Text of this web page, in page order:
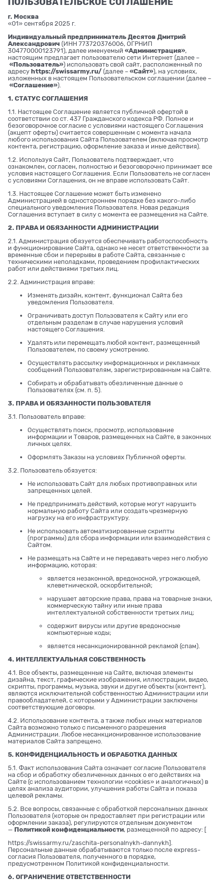
г. Москва
«01» сентября 2025 г.
Индивидуальный предприниматель Десятов Дмитрий
Александрович (ИНН 773720376006, ОГРНИП
304770000123791), далее именуемый «Администрация»,
настоящим предлагает пользователю сети Интернет (далее –
«Пользователь») использовать свой сайт, расположенный по
адресу https://swissarmy.ru/ (далее – «Сайт»), на условиях,
изложенных в настоящем Пользовательском соглашении (далее –
«Соглашение»).
1. СТАТУС СОГЛАШЕНИЯ
1.1. Настоящее Соглашение является публичной офертой в
соответствии со ст. 437 Гражданского кодекса РФ. Полное и
безоговорочное согласие с условиями настоящего Соглашения
(акцепт оферты) считается совершенным с момента начала
любого использования Сайта Пользователем (включая просмотр
контента, регистрацию, оформление заказа и иные действия).
1.2. Используя Сайт, Пользователь подтверждает, что
ознакомлен, согласен, полностью и безоговорочно принимает все
условия настоящего Соглашения. Если Пользователь не согласен
с условиями Соглашения, он не вправе использовать Сайт.
1.3. Настоящее Соглашение может быть изменено
Администрацией в одностороннем порядке без какого-либо
специального уведомления Пользователя. Новая редакция
Соглашения вступает в силу с момента ее размещения на Сайте.
2. ПРАВА И ОБЯЗАННОСТИ АДМИНИСТРАЦИИ
2.1. Администрация обязуется обеспечивать работоспособность
и функционирование Сайта, однако не несет ответственности за
временные сбои и перерывы в работе Сайта, связанные с
техническими неполадками, проведением профилактических
работ или действиями третьих лиц.
2.2. Администрация вправе:
Изменять дизайн, контент, функционал Сайта без
уведомления Пользователя.
Ограничивать доступ Пользователя к Сайту или его
отдельным разделам в случае нарушения условий
настоящего Соглашения.
Удалять или перемещать любой контент, размещенный
Пользователем, по своему усмотрению.
Осуществлять рассылку информационных и рекламных
сообщений Пользователям, зарегистрированным на Сайте.
Собирать и обрабатывать обезличенные данные о
Пользователях (см. п. 5).
3. ПРАВА И ОБЯЗАННОСТИ ПОЛЬЗОВАТЕЛЯ
3.1. Пользователь вправе:
Осуществлять поиск, просмотр, использование
информации и Товаров, размещенных на Сайте, в законных
личных целях.
Оформлять Заказы на условиях Публичной оферты.
3.2. Пользователь обязуется:
Не использовать Сайт для любых противоправных или
запрещенных целей.
Не предпринимать действий, которые могут нарушить
нормальную работу Сайта или создать чрезмерную
нагрузку на его инфраструктуру.
Не использовать автоматизированные скрипты
(программы) для сбора информации или взаимодействия с
Сайтом.
Не размещать на Сайте и не передавать через него любую
информацию, которая:
является незаконной, вредоносной, угрожающей,
клеветнической, оскорбительной;
нарушает авторские права, права на товарные знаки,
коммерческую тайну или иные права
интеллектуальной собственности третьих лиц;
содержит вирусы или другие вредоносные
компьютерные коды;
является несанкционированной рекламой (спам).
4. ИНТЕЛЛЕКТУАЛЬНАЯ СОБСТВЕННОСТЬ
4.1. Все объекты, размещенные на Сайте, включая элементы
дизайна, текст, графические изображения, иллюстрации, видео,
скрипты, программы, музыка, звуки и другие объекты (контент),
являются исключительной собственностью Администрации или
правообладателей, с которыми у Администрации заключены
соответствующие договоры.
4.2. Использование контента, а также любых иных материалов
Сайта возможно только с письменного разрешения
Администрации. Любое несанкционированное использование
материалов Сайта запрещено.
5. КОНФИДЕНЦИАЛЬНОСТЬ И ОБРАБОТКА ДАННЫХ
5.1. Факт использования Сайта означает согласие Пользователя
на сбор и обработку обезличенных данных о его действиях на
Сайте (с использованием технологии «cookies» и аналогичных) в
целях анализа аудитории, улучшения работы Сайта и показа
целевой рекламы.
5.2. Все вопросы, связанные с обработкой персональных данных
Пользователя (которые он предоставляет при регистрации или
оформлении заказа), регулируются отдельным документом
— Политикой конфиденциальности, размещенной по адресу: [
https://swissarmy.ru/zaschita-personalnykh-dannykh].
Персональные данные обрабатываются только после express-
согласия Пользователя, полученного в порядке,
предусмотренном Политикой конфиденциальности.
6. ОГРАНИЧЕНИЕ ОТВЕТСТВЕННОСТИ